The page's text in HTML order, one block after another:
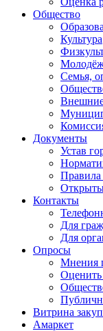
Общество
Культура
Семья,
Внешние
Документы
Устав
Правила
Контакты
Для
Для
Опросы
Мнения
Оценить
Витрина
Амаркет